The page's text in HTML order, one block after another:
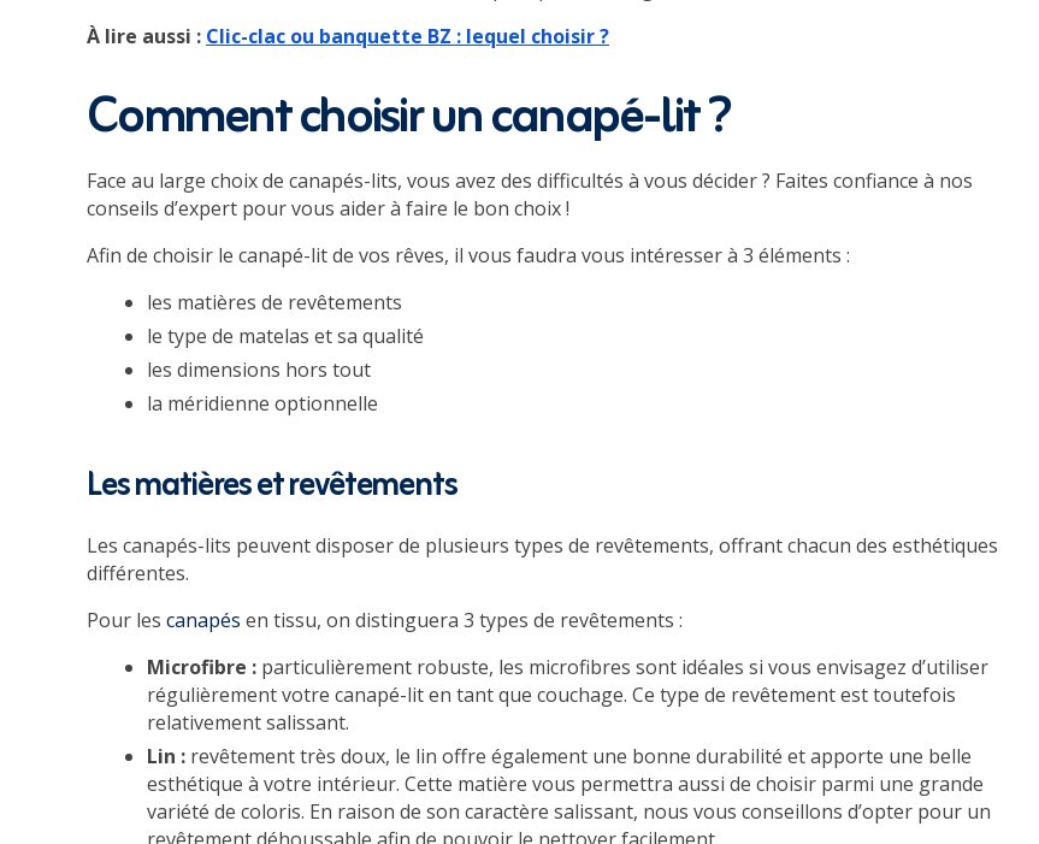
À lire aussi : Clic-clac ou banquette BZ : lequel choisir ?
Comment choisir un canapé-lit ?
Face au large choix de canapés-lits, vous avez des difficultés à vous décider ? Faites confiance à nos
conseils d’expert pour vous aider à faire le bon choix !
Afin de choisir le canapé-lit de vos rêves, il vous faudra vous intéresser à 3 éléments :
les matières de revêtements
le type de matelas et sa qualité
les dimensions hors tout
la méridienne optionnelle
Les matières et revêtements
Les canapés-lits peuvent disposer de plusieurs types de revêtements, offrant chacun des esthétiques
différentes.
Pour les canapés en tissu, on distinguera 3 types de revêtements :
Microfibre : particulièrement robuste, les microfibres sont idéales si vous envisagez d’utiliser
régulièrement votre canapé-lit en tant que couchage. Ce type de revêtement est toutefois
relativement salissant.
Lin : revêtement très doux, le lin offre également une bonne durabilité et apporte une belle
esthétique à votre intérieur. Cette matière vous permettra aussi de choisir parmi une grande
variété de coloris. En raison de son caractère salissant, nous vous conseillons d’opter pour un